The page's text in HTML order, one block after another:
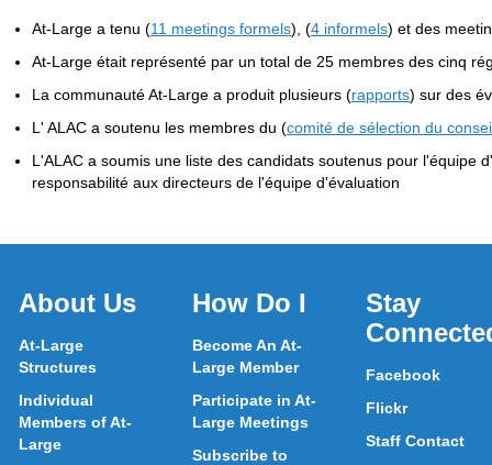
At-Large a tenu (11 meetings formels), (4 informels) et des
At-Large était représenté par un total de 25 membres des cinq
La communauté At-Large a produit plusieurs (rapports) sur des
L' ALAC a soutenu les membres du (comité de sélection du
L'ALAC a soumis une liste des candidats soutenus pour l'équipe
responsabilité aux directeurs de l'équipe d'évaluation
About Us
At-Large
Structures
Individual
Members of At-
Large
How Do I
Become An At-
Large Member
Participate in At-
Large Meetings
Subscribe to
Stay
Facebook
Flickr
Staff Contact